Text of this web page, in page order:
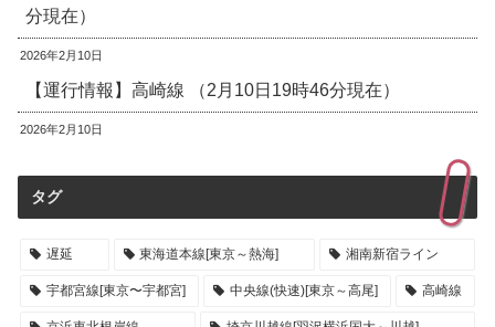
分現在）
2026年2月10日
【運行情報】高崎線 （2月10日19時46分現在）
2026年2月10日
タグ
遅延 東海道本線[東京～熱海] 湘南新宿ライン
宇都宮線[東京〜宇都宮] 中央線(快速)[東京～高尾] 高崎線